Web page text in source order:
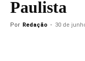
Paulista
Por Redação - 30 de